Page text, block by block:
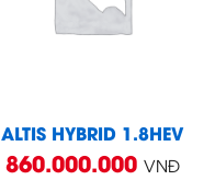
ALTIS HYBRID 1.8HEV
860.000.000 VNĐ